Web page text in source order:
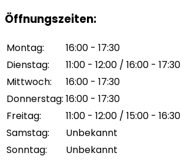
Öffnungszeiten:
Montag:
16:00 - 17:30
Dienstag:
11:00 - 12:00 / 16:00 - 17:30
Mittwoch:
16:00 - 17:30
Donnerstag: 16:00 - 17:30
Freitag:
11:00 - 12:00 / 15:00 - 16:30
Samstag:
Unbekannt
Sonntag: Unbekannt